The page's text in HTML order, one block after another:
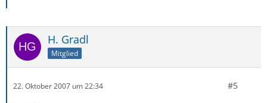
H. Gradl
Mitglied
22. Oktober 2007 um 22:34 #5